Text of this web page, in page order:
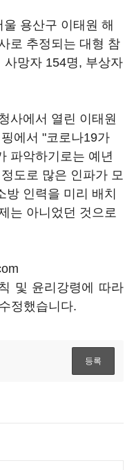
용산구 이태원 해
로 추정되는 대형 참
사망자 154명, 부상자
사에서 열린 이태원
에서 "코로나19가
파악하기로는 예년
도로 많은 인파가 모
방 인력을 미리 배치
는 아니었던 것으로
및 윤리강령에 따라
정했습니다.